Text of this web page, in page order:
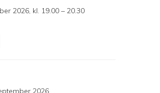
2026, kl. 19.00 – 20.30
2026